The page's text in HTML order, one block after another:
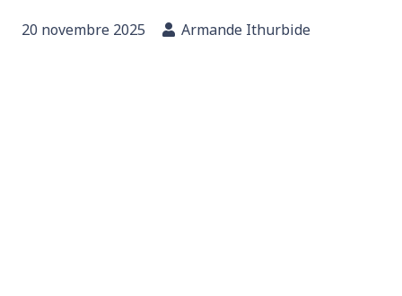
20 novembre 2025 Armande Ithurbide